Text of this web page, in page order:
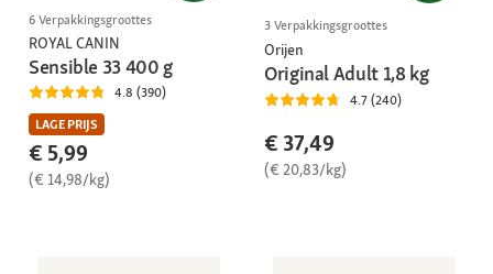
6 Verpakkingsgroottes
ROYAL CANIN
Sensible 33 400 g
4.8 (390)
LAGE PRIJS
€ 5,99
(€ 14,98/kg)
3 Verpakkingsgroottes
Orijen
Original Adult 1,8 kg
4.7 (240)
€ 37,49
(€ 20,83/kg)